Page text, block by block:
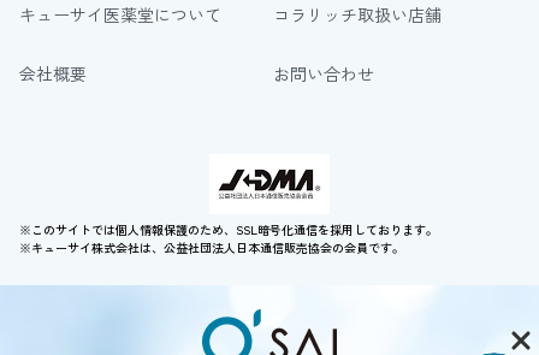
キューサイ医薬堂について コラリッチ取扱い店舗
会社概要 お問い合わせ
※このサイトでは個人情報保護のため、SSL暗号化通信を採用しております。
※キューサイ株式会社は、公益社団法人日本通信販売協会の会員です。